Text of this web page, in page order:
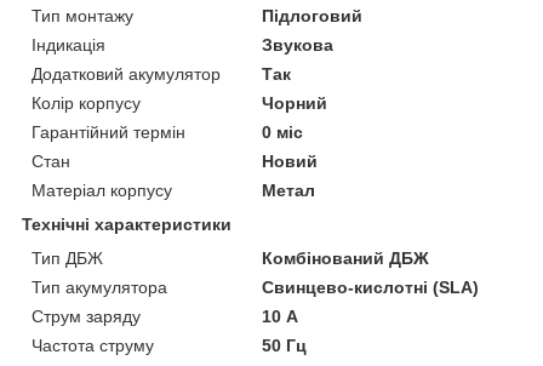
Тип монтажу
Підлоговий
Індикація
Звукова
Додатковий акумулятор
Так
Колір корпусу
Чорний
Гарантійний термін
0 міс
Стан
Новий
Матеріал корпусу
Метал
Технічні характеристики
Тип ДБЖ
Комбінований ДБЖ
Тип акумулятора
Свинцево-кислотні (SLA)
Струм заряду
10 А
Частота струму
50 Гц